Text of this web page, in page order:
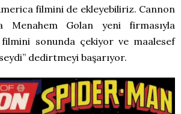
filmini de ekleyebiliriz. Cannon
Menahem Golan yeni firmasıyla
sonunda çekiyor ve maalesef
dedirtmeyi başarıyor.